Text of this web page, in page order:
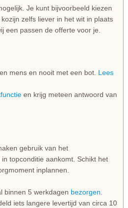
Je kunt bijvoorbeeld kiezen
zelfs liever in het wit in plaats
een passen de offerte voor je.
mens en nooit met een bot. Lees
en krijg meteen antwoord van
gebruik van het
topconditie aankomt. Schikt het
inplannen.
binnen 5 werkdagen bezorgen
iets langere levertijd van circa 10